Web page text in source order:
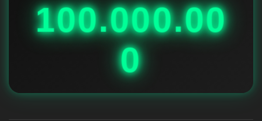
100.000.00
0